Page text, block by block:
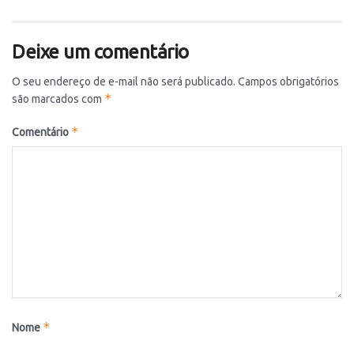
Deixe um comentário
O seu endereço de e-mail não será publicado. Campos obrigatórios
são marcados com *
Comentário *
Nome *